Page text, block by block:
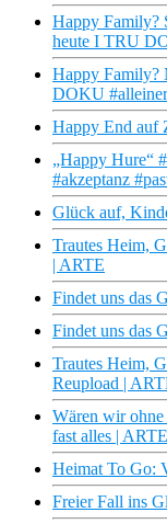
Happy Family?
heute I TRU
Happy Family?
DOKU
Happy End auf
„Happy Hure“
#akzeptanz
Glück auf,
Trautes Heim,
| ARTE
Findet uns das
Findet uns das
Trautes Heim,
Reupload |
Wären wir
fast alles | ARTE
Heimat To Go:
Freier Fall ins